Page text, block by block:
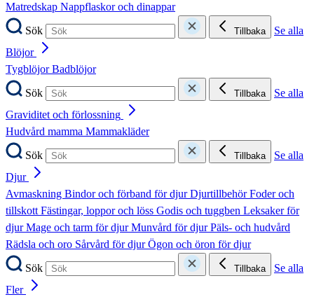
Matredskap Nappflaskor och dinappar
Sök
Tillbaka
Se alla
Blöjor
TygblöjorBadblöjor
Sök
Tillbaka
Se alla
Graviditet och förlossning
Hudvård mamma Mammakläder
Sök
Tillbaka
Se alla
Djur
Avmaskning Bindor och förband för djurDjurtillbehörFoder och
tillskottFästingar, loppor och löss Godis och tuggben Leksaker för
djurMage och tarm för djurMunvård för djurPäls- och hudvård
Rädsla och oro Sårvård för djurÖgon och öron för djur
Sök
Tillbaka
Se alla
Fler